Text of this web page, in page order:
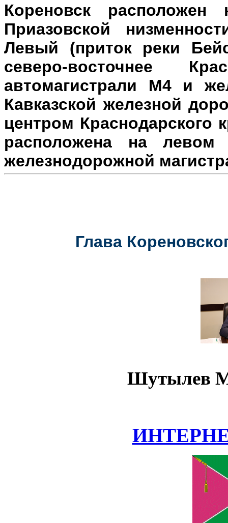
Кореновск
Приазовской
Левый (приток реки
северо-восточнее
автомагистрали М4 и
Кавказской железной
центром Краснодарского
расположена на левом
железнодорожной
Глава
Шутылев